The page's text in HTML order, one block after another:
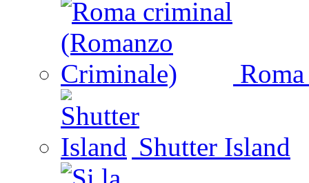
Shutter Island